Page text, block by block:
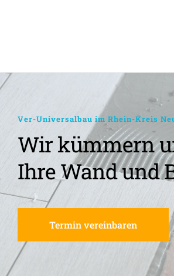
Ver-Universalbau im Rhein-Kreis
Wir kümmern
Ihre Wand und
Termin vereinbaren